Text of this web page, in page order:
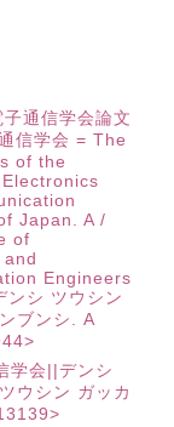
通信学会論文
信学会 = The
of the
Japan. A /
of
Engineers
シ ツウシン
ブンシ. A
学会||デンシ
ウシン ガッカ